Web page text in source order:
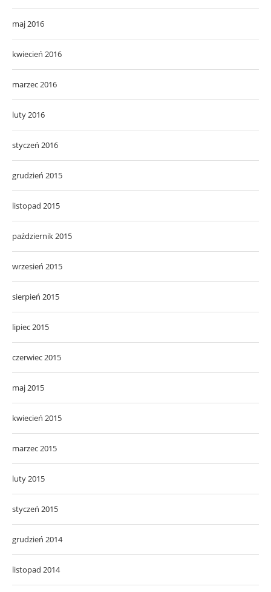
maj 2016
kwiecień 2016
marzec 2016
luty 2016
styczeń 2016
grudzień 2015
listopad 2015
październik 2015
wrzesień 2015
sierpień 2015
lipiec 2015
czerwiec 2015
maj 2015
kwiecień 2015
marzec 2015
luty 2015
styczeń 2015
grudzień 2014
listopad 2014